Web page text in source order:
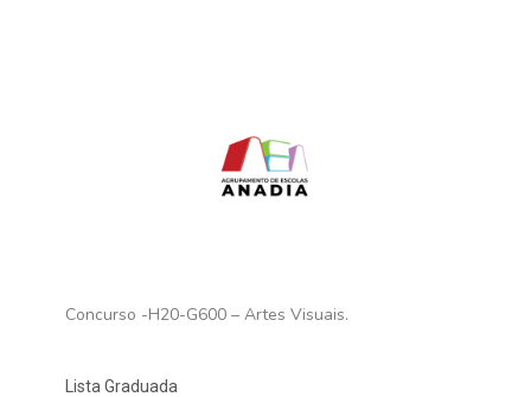
Concurso -H20-G600 – Artes Visuais.
Lista Graduada